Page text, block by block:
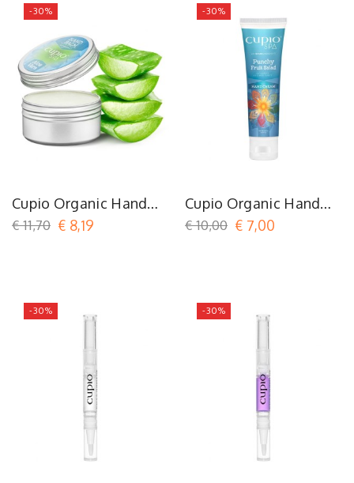
-30%
Cupio Organic Hand
Balm Aloe Vera
€ 11,70 € 8,19
-30%
Cupio Organic Hand
Cream Punchy Fruit
€ 10,00 € 7,00
-30% -30%